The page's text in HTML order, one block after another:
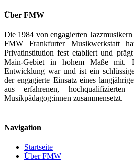
Über FMW
Die 1984 von engagierten
FMW Frankfurter Musikwerkstatt
Privatinstitution fest etabliert und
Main-Gebiet in hohem Maße mit.
Entwicklung war und ist ein
der engagierte Einsatz eines
aus erfahrenen, hochqualifizierten
Musikpädagog:innen zusammensetzt.
Navigation
Startseite
Über FMW